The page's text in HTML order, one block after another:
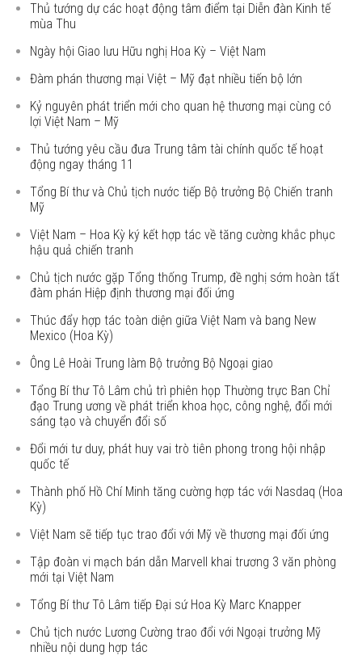
Thủ tướng dự các hoạt động tâm điểm tại Diễn đàn Kinh tế
mùa Thu
Ngày hội Giao lưu Hữu nghị Hoa Kỳ – Việt Nam
Đàm phán thương mại Việt – Mỹ đạt nhiều tiến bộ lớn
Kỷ nguyên phát triển mới cho quan hệ thương mại cùng có
lợi Việt Nam – Mỹ
Thủ tướng yêu cầu đưa Trung tâm tài chính quốc tế hoạt
động ngay tháng 11
Tổng Bí thư và Chủ tịch nước tiếp Bộ trưởng Bộ Chiến tranh
Mỹ
Việt Nam – Hoa Kỳ ký kết hợp tác về tăng cường khắc phục
hậu quả chiến tranh
Chủ tịch nước gặp Tổng thống Trump, đề nghị sớm hoàn tất
đàm phán Hiệp định thương mại đối ứng
Thúc đẩy hợp tác toàn diện giữa Việt Nam và bang New
Mexico (Hoa Kỳ)
Ông Lê Hoài Trung làm Bộ trưởng Bộ Ngoại giao
Tổng Bí thư Tô Lâm chủ trì phiên họp Thường trực Ban Chỉ
đạo Trung ương về phát triển khoa học, công nghệ, đổi mới
sáng tạo và chuyển đổi số
Đổi mới tư duy, phát huy vai trò tiên phong trong hội nhập
quốc tế
Thành phố Hồ Chí Minh tăng cường hợp tác với Nasdaq (Hoa
Kỳ)
Việt Nam sẽ tiếp tục trao đổi với Mỹ về thương mại đối ứng
Tập đoàn vi mạch bán dẫn Marvell khai trương 3 văn phòng
mới tại Việt Nam
Tổng Bí thư Tô Lâm tiếp Đại sứ Hoa Kỳ Marc Knapper
Chủ tịch nước Lương Cường trao đổi với Ngoại trưởng Mỹ
nhiều nội dung hợp tác